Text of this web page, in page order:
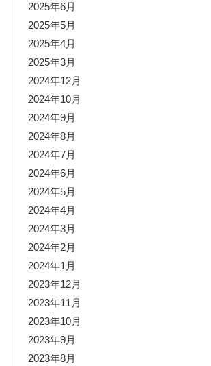
2025年6月
2025年5月
2025年4月
2025年3月
2024年12月
2024年10月
2024年9月
2024年8月
2024年7月
2024年6月
2024年5月
2024年4月
2024年3月
2024年2月
2024年1月
2023年12月
2023年11月
2023年10月
2023年9月
2023年8月